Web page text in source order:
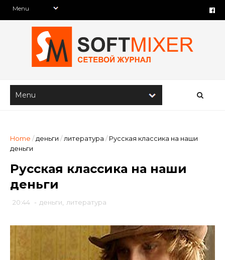
Home / деньги / литература / Русская классика на наши
деньги
Русская классика на наши
деньги
20:44 - деньги литература